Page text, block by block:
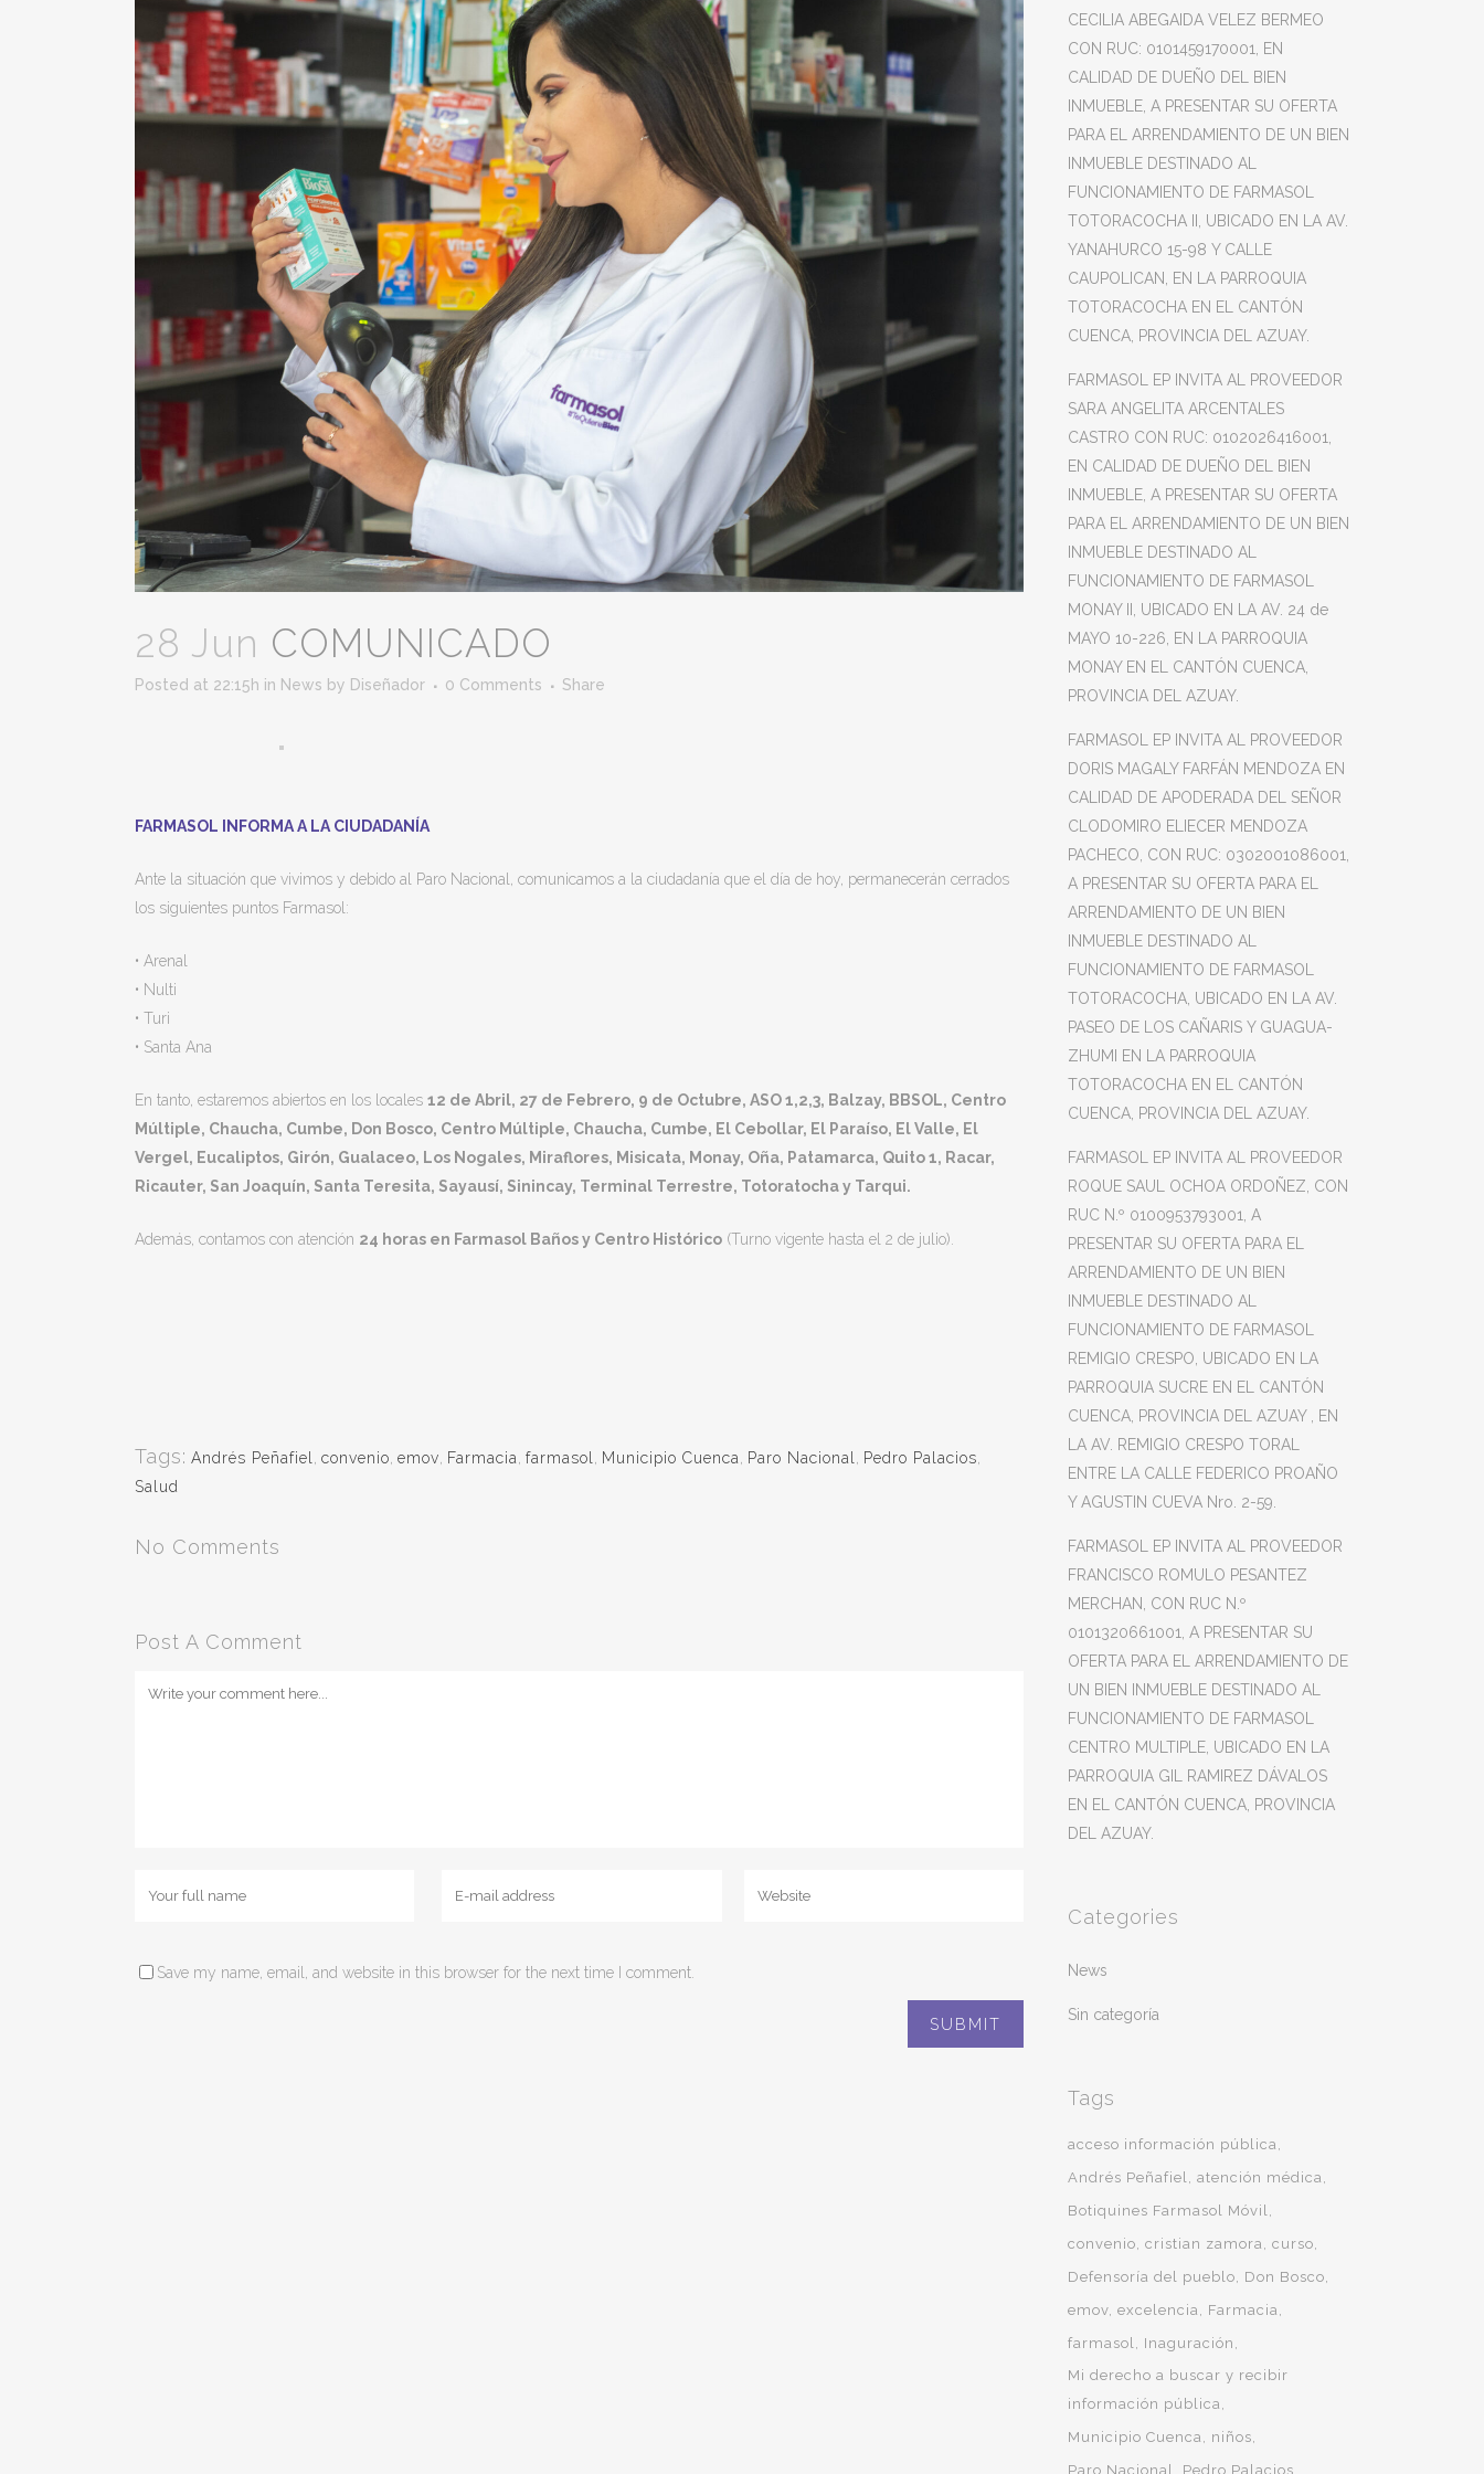
28 Jun COMUNICADO
Posted at 22:15h in News by Diseñador 0 Comments Share
FARMASOL INFORMA A LA CIUDADANÍA
Ante la situación que vivimos y debido al Paro Nacional, comunicamos a la ciudadanía que el día de hoy, permanecerán cerrados
los siguientes puntos Farmasol:
• Arenal
• Nulti
• Turi
• Santa Ana
En tanto, estaremos abiertos en los locales 12 de Abril, 27 de Febrero, 9 de Octubre, ASO 1,2,3, Balzay, BBSOL, Centro
Múltiple, Chaucha, Cumbe, Don Bosco, Centro Múltiple, Chaucha, Cumbe, El Cebollar, El Paraíso, El Valle, El
Vergel, Eucaliptos, Girón, Gualaceo, Los Nogales, Miraflores, Misicata, Monay, Oña, Patamarca, Quito 1, Racar,
Ricauter, San Joaquín, Santa Teresita, Sayausí, Sinincay, Terminal Terrestre, Totoratocha y Tarqui.
Además, contamos con atención 24 horas en Farmasol Baños y Centro Histórico (Turno vigente hasta el 2 de julio).
Tags: Andrés Peñafiel, convenio, emov, Farmacia, farmasol, Municipio Cuenca, Paro Nacional, Pedro Palacios,
Salud
No Comments
Post A Comment
Save my name, email, and website in this browser for the next time I comment.
CECILIA ABEGAIDA VELEZ BERMEO
CON RUC: 0101459170001, EN
CALIDAD DE DUEÑO DEL BIEN
INMUEBLE, A PRESENTAR SU OFERTA
PARA EL ARRENDAMIENTO DE UN BIEN
INMUEBLE DESTINADO AL
FUNCIONAMIENTO DE FARMASOL
TOTORACOCHA II, UBICADO EN LA AV.
YANAHURCO 15-98 Y CALLE
CAUPOLICAN, EN LA PARROQUIA
TOTORACOCHA EN EL CANTÓN
CUENCA, PROVINCIA DEL AZUAY.
FARMASOL EP INVITA AL PROVEEDOR
SARA ANGELITA ARCENTALES
CASTRO CON RUC: 0102026416001,
EN CALIDAD DE DUEÑO DEL BIEN
INMUEBLE, A PRESENTAR SU OFERTA
PARA EL ARRENDAMIENTO DE UN BIEN
INMUEBLE DESTINADO AL
FUNCIONAMIENTO DE FARMASOL
MONAY II, UBICADO EN LA AV. 24 de
MAYO 10-226, EN LA PARROQUIA
MONAY EN EL CANTÓN CUENCA,
PROVINCIA DEL AZUAY.
FARMASOL EP INVITA AL PROVEEDOR
DORIS MAGALY FARFÁN MENDOZA EN
CALIDAD DE APODERADA DEL SEÑOR
CLODOMIRO ELIECER MENDOZA
PACHECO, CON RUC: 0302001086001,
A PRESENTAR SU OFERTA PARA EL
ARRENDAMIENTO DE UN BIEN
INMUEBLE DESTINADO AL
FUNCIONAMIENTO DE FARMASOL
TOTORACOCHA, UBICADO EN LA AV.
PASEO DE LOS CAÑARIS Y GUAGUA-
ZHUMI EN LA PARROQUIA
TOTORACOCHA EN EL CANTÓN
CUENCA, PROVINCIA DEL AZUAY.
FARMASOL EP INVITA AL PROVEEDOR
ROQUE SAUL OCHOA ORDOÑEZ, CON
RUC N.º 0100953793001, A
PRESENTAR SU OFERTA PARA EL
ARRENDAMIENTO DE UN BIEN
INMUEBLE DESTINADO AL
FUNCIONAMIENTO DE FARMASOL
REMIGIO CRESPO, UBICADO EN LA
PARROQUIA SUCRE EN EL CANTÓN
CUENCA, PROVINCIA DEL AZUAY , EN
LA AV. REMIGIO CRESPO TORAL
ENTRE LA CALLE FEDERICO PROAÑO
Y AGUSTIN CUEVA Nro. 2-59.
FARMASOL EP INVITA AL PROVEEDOR
FRANCISCO ROMULO PESANTEZ
MERCHAN, CON RUC N.º
0101320661001, A PRESENTAR SU
OFERTA PARA EL ARRENDAMIENTO DE
UN BIEN INMUEBLE DESTINADO AL
FUNCIONAMIENTO DE FARMASOL
CENTRO MULTIPLE, UBICADO EN LA
PARROQUIA GIL RAMIREZ DÁVALOS
EN EL CANTÓN CUENCA, PROVINCIA
DEL AZUAY.
Categories
News
Sin categoría
Tags
acceso información pública
Andrés Peñafiel atención médica
Botiquines Farmasol Móvil
convenio cristian zamora
curso
Defensoría del pueblo
Don Bosco
emov excelencia
Farmacia
farmasol
Inaguración
Mi derecho a buscar y recibir
información pública
Municipio Cuenca
niños
Paro Nacional
Pedro Palacios